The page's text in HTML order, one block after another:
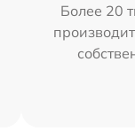
Более 20